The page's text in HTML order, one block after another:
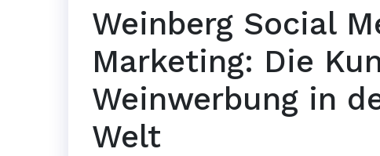
Weinberg Social
Marketing: Die
Weinwerbung in
Welt